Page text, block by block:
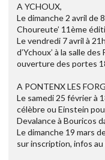
A YCHOUX,
Le dimanche 2 avril de
Choureute’ 11ème
Le vendredi 7 avril à
d’Ychoux’ à la salle
ouverture des portes
A PONTENX LES
Le samedi 25 février à
célèbre ou Einstein
Devalance à Bouricos
Le dimanche 19 mars
sur inscription, infos